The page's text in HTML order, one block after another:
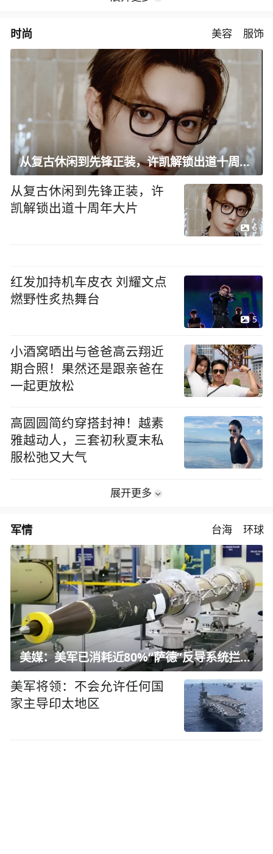
时尚 美容 服饰
从复古休闲到先锋正装，许凯解锁出道十周年大片
从复古休闲到先锋正装，许
凯解锁出道十周年大片
6
红发加持机车皮衣 刘耀文点
燃野性炙热舞台
5
小酒窝晒出与爸爸高云翔近
期合照！果然还是跟亲爸在
一起更放松
高圆圆简约穿搭封神！越素
雅越动人，三套初秋夏末私
服松弛又大气
展开更多
军情 台海 环球
美媒：美军已消耗近80%“萨德”反导系统拦截弹
美军将领：不会允许任何国
家主导印太地区